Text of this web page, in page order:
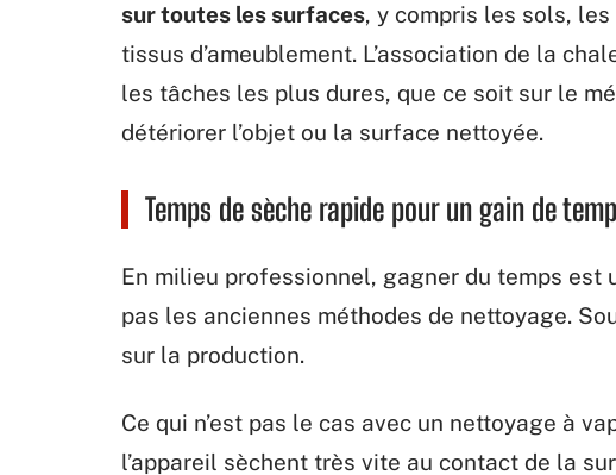
sur toutes les surfaces, y compris les sols,
tissus d’ameublement. L’association de la
les tâches les plus dures, que ce soit sur le
détériorer l’objet ou la surface nettoyée.
Temps de sèche rapide pour un gain de
En milieu professionnel, gagner du temps est
pas les anciennes méthodes de nettoyage.
sur la production.
Ce qui n’est pas le cas avec un nettoyage à
l’appareil sèchent très vite au contact de la